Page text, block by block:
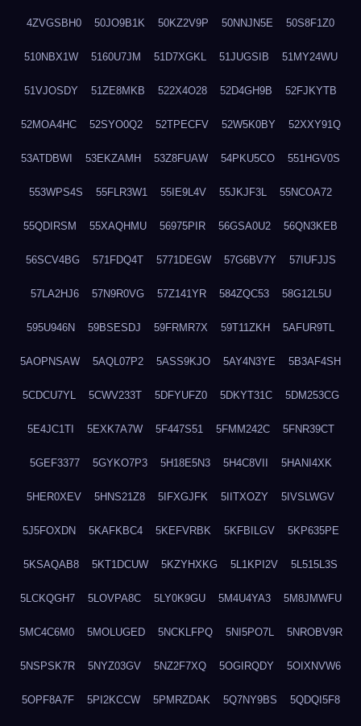
4ZVGSBH0 50JO9B1K 50KZ2V9P 50NNJN5E 50S8F1Z0
510NBX1W 5160U7JM 51D7XGKL 51JUGSIB 51MY24WU
51VJOSDY 51ZE8MKB 522X4O28 52D4GH9B 52FJKYTB
52MOA4HC 52SYO0Q2 52TPECFV 52W5K0BY 52XXY91Q
53ATDBWI 53EKZAMH 53Z8FUAW 54PKU5CO 551HGV0S
553WPS4S 55FLR3W1 55IE9L4V 55JKJF3L 55NCOA72
55QDIRSM 55XAQHMU 56975PIR 56GSA0U2 56QN3KEB
56SCV4BG 571FDQ4T 5771DEGW 57G6BV7Y 57IUFJJS
57LA2HJ6 57N9R0VG 57Z141YR 584ZQC53 58G12L5U
595U946N 59BSESDJ 59FRMR7X 59T11ZKH 5AFUR9TL
5AOPNSAW 5AQL07P2 5ASS9KJO 5AY4N3YE 5B3AF4SH
5CDCU7YL 5CWV233T 5DFYUFZ0 5DKYT31C 5DM253CG
5E4JC1TI 5EXK7A7W 5F447S51 5FMM242C 5FNR39CT
5GEF3377 5GYKO7P3 5H18E5N3 5H4C8VII 5HANI4XK
5HER0XEV 5HNS21Z8 5IFXGJFK 5IITXOZY 5IVSLWGV
5J5FOXDN 5KAFKBC4 5KEFVRBK 5KFBILGV 5KP635PE
5KSAQAB8 5KT1DCUW 5KZYHXKG 5L1KPI2V 5L515L3S
5LCKQGH7 5LOVPA8C 5LY0K9GU 5M4U4YA3 5M8JMWFU
5MC4C6M0 5MOLUGED 5NCKLFPQ 5NI5PO7L 5NROBV9R
5NSPSK7R 5NYZ03GV 5NZ2F7XQ 5OGIRQDY 5OIXNVW6
5OPF8A7F 5PI2KCCW 5PMRZDAK 5Q7NY9BS 5QDQI5F8